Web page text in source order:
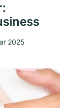
2025